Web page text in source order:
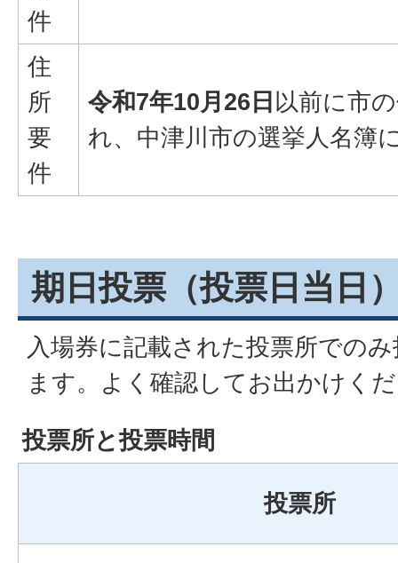
件
住
所
要
件
令和7年10月26日 以前に市
れ、中津川市の選挙人名簿
期日投票（投票日当日
入場券に記載された投票所での
ます。よく確認してお出かけく
投票所と投票時間
投票所